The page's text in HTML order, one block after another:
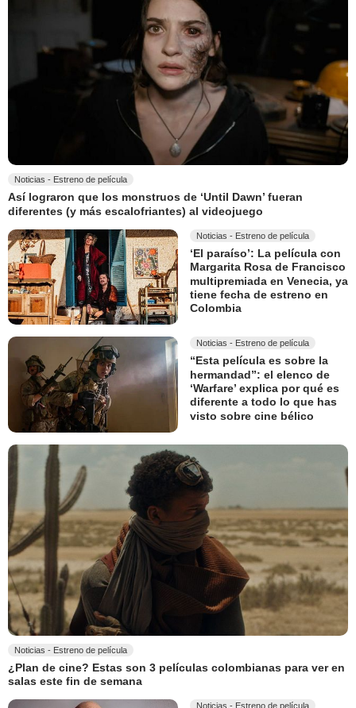
Noticias - Estreno de película
Así lograron que los monstruos de ‘Until Dawn’ fueran
diferentes (y más escalofriantes) al videojuego
Noticias - Estreno de película
‘El paraíso’: La película con
Margarita Rosa de Francisco
multipremiada en Venecia, ya
tiene fecha de estreno en
Colombia
Noticias - Estreno de película
“Esta película es sobre la
hermandad”: el elenco de
‘Warfare’ explica por qué es
diferente a todo lo que has
visto sobre cine bélico
Noticias - Estreno de película
¿Plan de cine? Estas son 3 películas colombianas para ver en
salas este fin de semana
Noticias - Estreno de película